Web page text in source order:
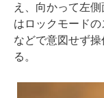
え、向かって左
はロックモード
などで意図せず
る。